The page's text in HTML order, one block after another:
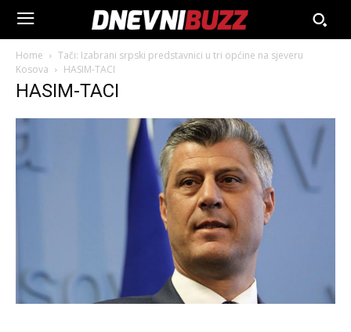
Home
Tači: Izabrani srpski predstavnici u tri općine na sjeveru
Kosova
HASIM-TACI
HASIM-TACI